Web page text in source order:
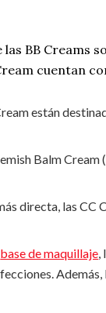
BB Creams
cuentan
están
Balm
directa, las CC
base de maquillaje,